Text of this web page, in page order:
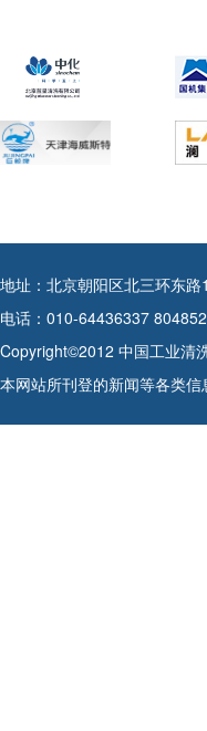
地址：北京朝阳区北三环东路
电话：010-64436337
Copyright©2012 中国工业清
本网站所刊登的新闻等各类